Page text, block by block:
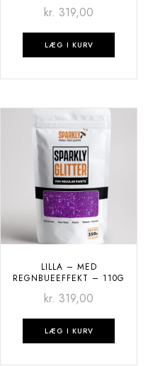
kr. 319,00
LÆG I KURV
LILLA – MED
REGNBUEEFFEKT – 110G
kr. 319,00
LÆG I KURV